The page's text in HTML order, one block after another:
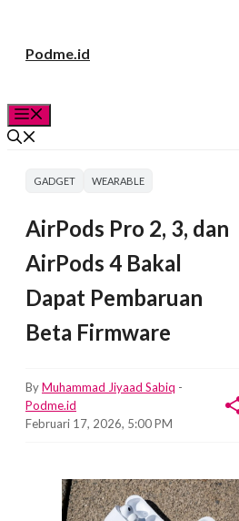
Podme.id
GADGET WEARABLE
AirPods Pro 2, 3, dan
AirPods 4 Bakal
Dapat Pembaruan
Beta Firmware
ByMuhammad Jiyaad Sabiq -
Podme.id
Februari 17, 2026, 5:00 PM